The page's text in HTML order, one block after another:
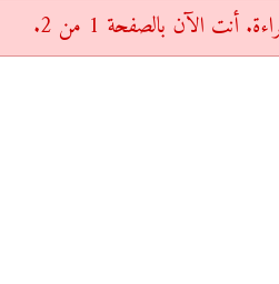
أنت الآن بالصفحة 1 من 2.